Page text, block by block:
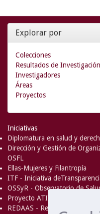
Explorar por
Colecciones
Resultados de Investigación
Investigadores
Áreas
Proyectos
Iniciativas
Diplomatura en salud y
Dirección y Gestión de
OSFL
Ellas-Mujeres y Filantropía
ITF - Iniciativa
OSSyR - Observatorio de
Proyecto ATICA
REDAAS - Red de Acceso al